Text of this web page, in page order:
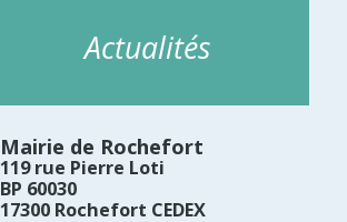
Actualités
Mairie de Rochefort
119 rue Pierre Loti
BP 60030
17300 Rochefort CEDEX